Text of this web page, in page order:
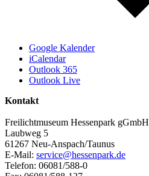
Google Kalender
iCalendar
Outlook 365
Outlook Live
Kontakt
Freilichtmuseum Hessenpark gGmbH
Laubweg 5
61267 Neu-Anspach/Taunus
E-Mail: service@hessenpark.de
Telefon: 06081/588-0